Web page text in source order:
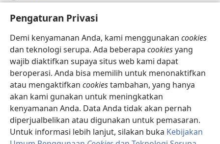
Pengaturan Privasi
Demi kenyamanan Anda, kami menggunakan cookies
dan teknologi serupa. Ada beberapa cookiesyang
wajib diaktifkan supaya situs web kami dapat
beroperasi. Anda bisa memilih untuk menonaktifkan
atau mengaktifkan cookiestambahan, yang hanya
akan kami gunakan untuk meningkatkan
kenyamanan Anda. Data Anda tidak akan pernah
diperjualbelikan atau digunakan untuk pemasaran.
Untuk informasi lebih lanjut, silakan buka Kebijakan
Sumbangan
(terbuka
di
window
baru)
PERPUSTAKAAN ONLINE Menara Pengawal
(terbuka
di
window
®
(terbuka
di
window
baru)
JW Library ®
Watchtower Library